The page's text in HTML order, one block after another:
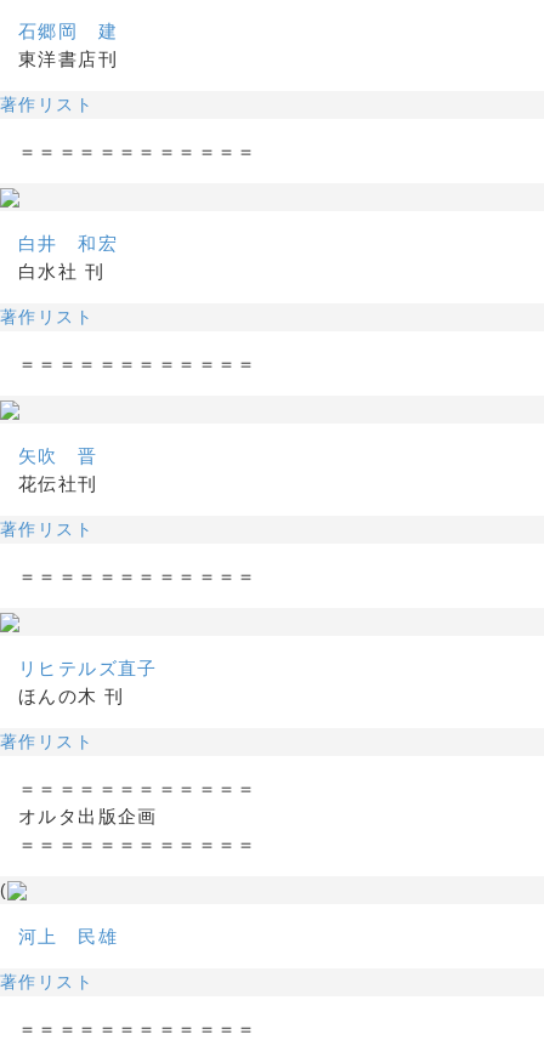
石郷岡 建
東洋書店刊
著作リスト
＝＝＝＝＝＝＝＝＝＝＝＝
白井 和宏
白水社 刊
著作リスト
＝＝＝＝＝＝＝＝＝＝＝＝
矢吹 晋
花伝社刊
著作リスト
＝＝＝＝＝＝＝＝＝＝＝＝
リヒテルズ直子
ほんの木 刊
著作リスト
＝＝＝＝＝＝＝＝＝＝＝＝
オルタ出版企画
＝＝＝＝＝＝＝＝＝＝＝＝
(
河上 民雄
著作リスト
＝＝＝＝＝＝＝＝＝＝＝＝